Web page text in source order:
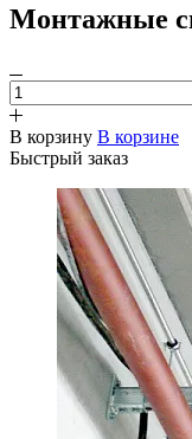
Монтажные
В корзину В корзине
Быстрый заказ